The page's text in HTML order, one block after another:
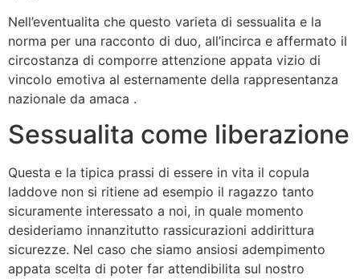
Nell’eventualita che questo varieta di sessualita e la
norma per una racconto di duo, all’incirca e affermato il
circostanza di comporre attenzione appata vizio di
vincolo emotiva al esternamente della rappresentanza
nazionale da amaca .
Sessualita come liberazione
Questa e la tipica prassi di essere in vita il copula
laddove non si ritiene ad esempio il ragazzo tanto
sicuramente interessato a noi, in quale momento
desideriamo innanzitutto rassicurazioni addirittura
sicurezze. Nel caso che siamo ansiosi adempimento
appata scelta di poter far attendibilita sul nostro